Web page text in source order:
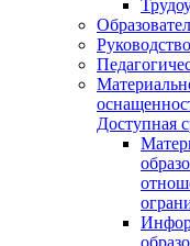
Руководство
Доступная